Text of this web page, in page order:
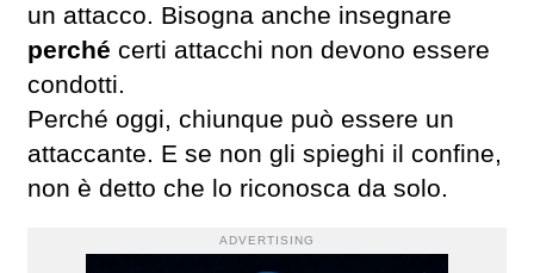
un attacco. Bisogna anche insegnare
perché certi attacchi non devono essere
condotti.
Perché oggi, chiunque può essere un
attaccante. E se non gli spieghi il confine,
non è detto che lo riconosca da solo.
ADVERTISING